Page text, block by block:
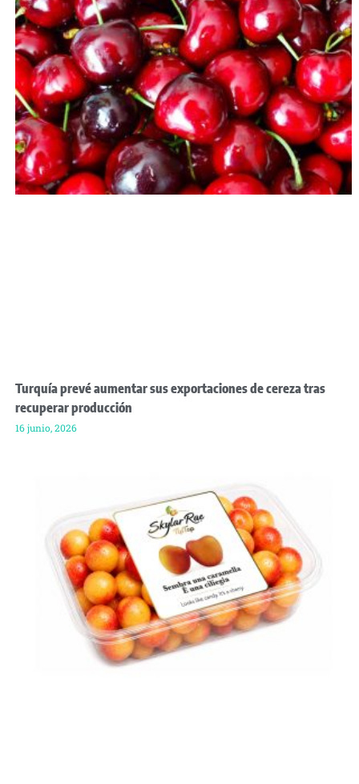
Turquía prevé aumentar sus exportaciones de cereza tras
recuperar producción
16 junio, 2026